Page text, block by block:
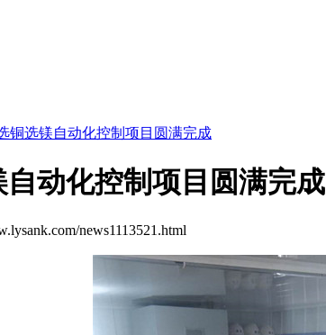
铜选镁自动化控制项目圆满完成
动化控制项目圆满完成
news1113521.html